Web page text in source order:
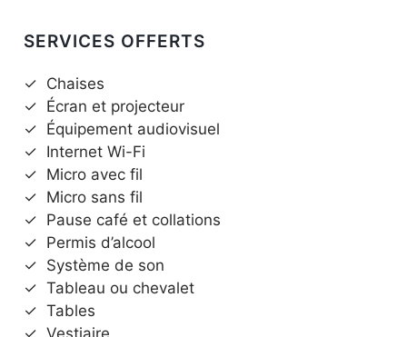
SERVICES OFFERTS
✓ Chaises
✓ Écran et projecteur
✓ Équipement audiovisuel
✓ Internet Wi-Fi
✓ Micro avec fil
✓ Micro sans fil
✓ Pause café et collations
✓ Permis d’alcool
✓ Système de son
✓ Tableau ou chevalet
✓ Tables